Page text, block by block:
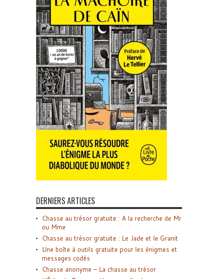
DERNIERS ARTICLES
Chasse au trésor gratuite : A la recherche de Mr
ou Mme
Chasse au trésor gratuite : Le Jade et le Granit
Une boîte à outils gratuite pour les énigmes et
messages codés
Chasse anonyme – La chasse au trésor